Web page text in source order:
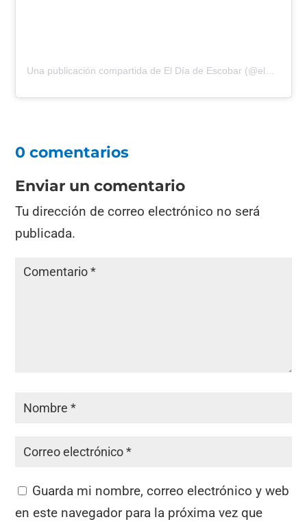
0 comentarios
Enviar un comentario
Tu dirección de correo electrónico no será
publicada.
Guarda mi nombre, correo electrónico y web
en este navegador para la próxima vez que